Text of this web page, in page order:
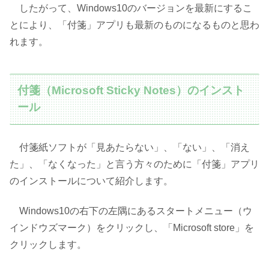
したがって、Windows10のバージョンを最新にするこ
とにより、「付箋」アプリも最新のものになるものと思わ
れます。
付箋（Microsoft Sticky Notes）のインスト
ール
付箋紙ソフトが「見あたらない」、「ない」、「消え
た」、「なくなった」と言う方々のために「付箋」アプリ
のインストールについて紹介します。
Windows10の右下の左隅にあるスタートメニュー（ウ
インドウズマーク）をクリックし、「Microsoft store」を
クリックします。